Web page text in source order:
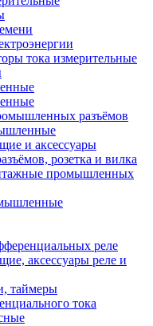
тока измерительные
разъёмов
и аксессуары
розетка и вилка
промышленных
реле
аксессуары реле и
таймеры
тока